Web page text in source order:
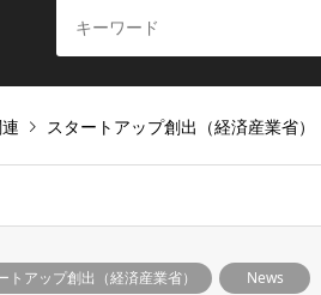
スタートアップ創出（経済産業省）
トアップ創出（経済産業省） News